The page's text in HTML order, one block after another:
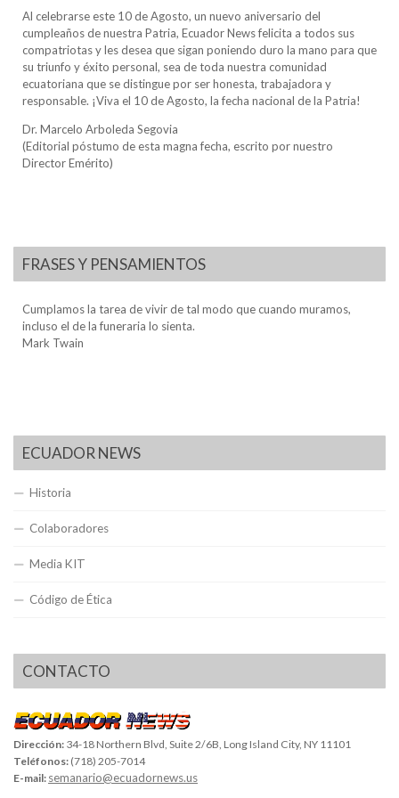
Al celebrarse este 10 de Agosto, un nuevo aniversario del
cumpleaños de nuestra Patria, Ecuador News felicita a todos sus
compatriotas y les desea que sigan poniendo duro la mano para que
su triunfo y éxito personal, sea de toda nuestra comunidad
ecuatoriana que se distingue por ser honesta, trabajadora y
responsable. ¡Viva el 10 de Agosto, la fecha nacional de la Patria!
Dr. Marcelo Arboleda Segovia
(Editorial póstumo de esta magna fecha, escrito por nuestro
Director Emérito)
FRASES Y PENSAMIENTOS
Cumplamos la tarea de vivir de tal modo que cuando muramos,
incluso el de la funeraria lo sienta.
Mark Twain
ECUADOR NEWS
Historia
Colaboradores
Media KIT
Código de Ética
CONTACTO
Dirección: 34-18 Northern Blvd, Suite 2/6B, Long Island City, NY 11101
Teléfonos: (718) 205-7014
E-mail: semanario@ecuadornews.us